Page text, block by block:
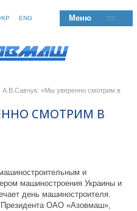
ENG Меню
А.В.Савчук: «Мы уверенно смотрим в
СМОТРИМ В
и
машиностроения Украины и
день машиностроителя.
ОАО «Азовмаш»,